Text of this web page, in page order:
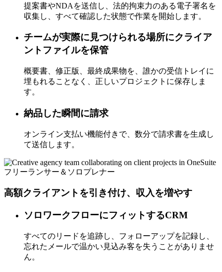
提案書やNDAを送信し、法的拘束力のある電子署名を
収集し、すべて確認した状態で作業を開始します。
チームが実際に見つけられる場所にクライア
ントファイルを保管
概要書、修正版、最終成果物を、誰かの受信トレイに
埋もれることなく、正しいプロジェクトに保存しま
す。
納品した瞬間に請求
オンライン支払い機能付きで、数分で請求書を生成し
て送信します。
フリーランサー＆ソロプレナー
高額クライアントを引き付け、収入を増やす
ソロワークフローにフィットするCRM
すべてのリードを追跡し、フォローアップを記録し、
忘れたメールで温かい見込み客を失うことがありませ
ん。